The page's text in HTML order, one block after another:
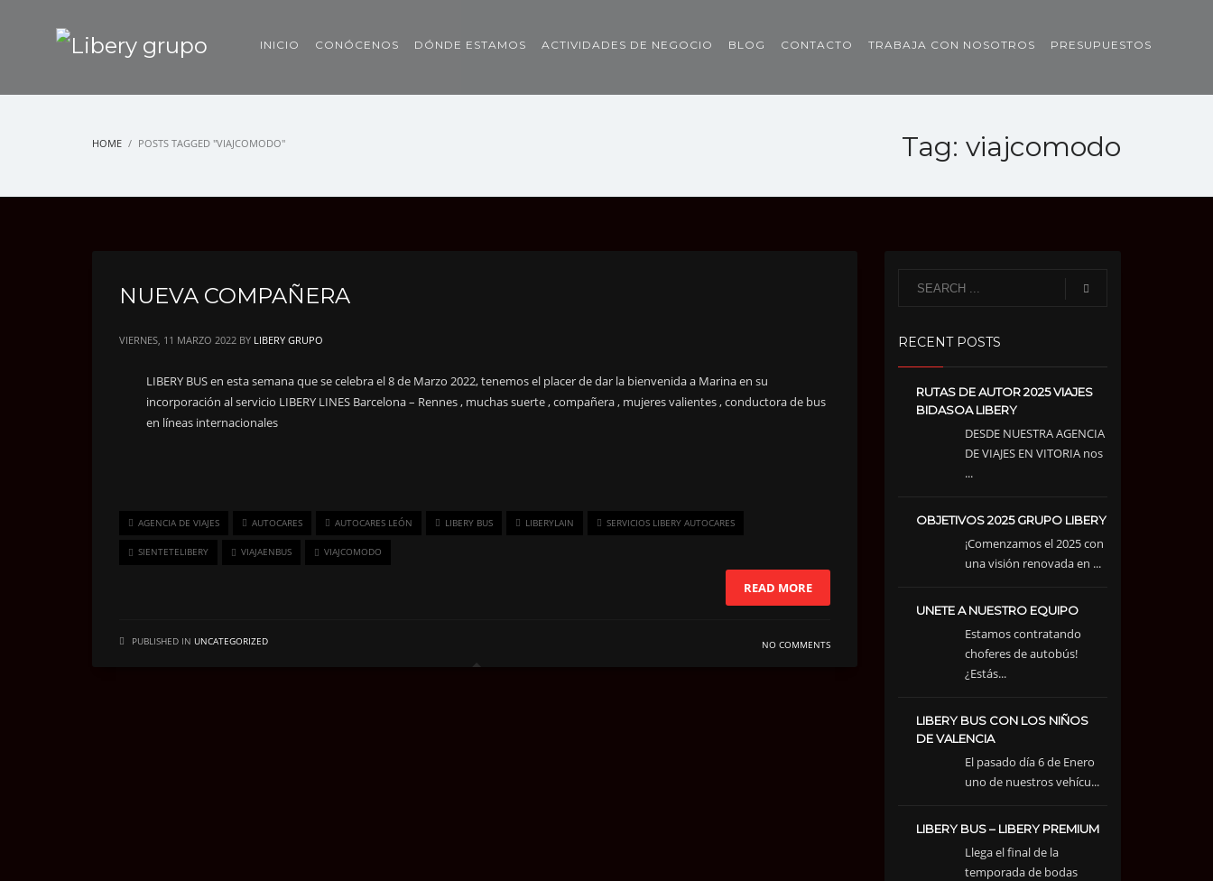
INICIO CONÓCENOS DÓNDE ESTAMOS ACTIVIDADES DE NEGOCIO BLOG CONTACTO TRABAJA CON NOSOTROS PRESUPUESTOS
HOME POSTS TAGGED "VIAJCOMODO" Tag: viajcomodo
NUEVA COMPAÑERA
VIERNES, 11 MARZO 2022 BY LIBERY GRUPO
LIBERY BUS en esta semana que se celebra el 8 de Marzo 2022, tenemos el placer de dar la bienvenida a Marina en su
incorporación al servicio LIBERY LINES Barcelona – Rennes , muchas suerte , compañera , mujeres valientes , conductora de bus
en líneas internacionales
AGENCIA DE VIAJES AUTOCARES AUTOCARES LEÓN LIBERY BUS LIBERYLAIN SERVICIOS LIBERY AUTOCARES
SIENTETELIBERY VIAJAENBUS VIAJCOMODO
READ MORE
PUBLISHED IN UNCATEGORIZED NO COMMENTS
RECENT POSTS
RUTAS DE AUTOR 2025 VIAJES
BIDASOA LIBERY
DESDE NUESTRA AGENCIA
DE VIAJES EN VITORIA nos
...
OBJETIVOS 2025 GRUPO LIBERY
¡Comenzamos el 2025 con
una visión renovada en ...
UNETE A NUESTRO EQUIPO
Estamos contratando
choferes de autobús!
¿Estás...
LIBERY BUS CON LOS NIÑOS
DE VALENCIA
El pasado día 6 de Enero
uno de nuestros vehícu...
LIBERY BUS – LIBERY PREMIUM
Llega el final de la
temporada de bodas